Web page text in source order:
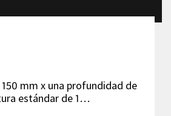
150 mm x una profundidad de
estándar de 1…